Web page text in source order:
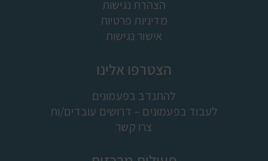
הצהרת נגישות
מדיניות פרטיות
אישור נגישות
הצטרפו אלינו
להתנדב בפעמונים
לעבוד בפעמונים – דרושים עובדים/ות
צרו קשר